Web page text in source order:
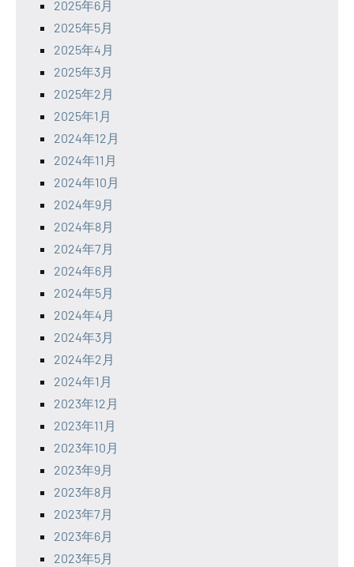
2025年6月
2025年5月
2025年4月
2025年3月
2025年2月
2025年1月
2024年12月
2024年11月
2024年10月
2024年9月
2024年8月
2024年7月
2024年6月
2024年5月
2024年4月
2024年3月
2024年2月
2024年1月
2023年12月
2023年11月
2023年10月
2023年9月
2023年8月
2023年7月
2023年6月
2023年5月